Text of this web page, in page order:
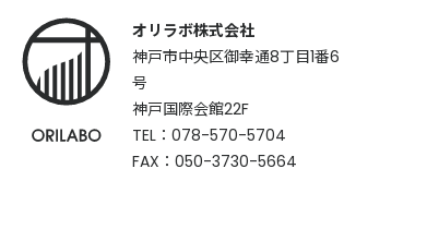
オリラボ株式会社
神戸市中央区御幸通8丁目1番6
号
神戸国際会館22F
TEL：078-570-5704
FAX：050-3730-5664